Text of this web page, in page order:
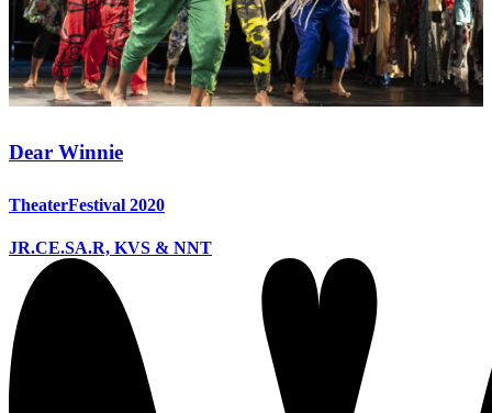
Dear Winnie
TheaterFestival 2020
JR.CE.SA.R, KVS & NNT